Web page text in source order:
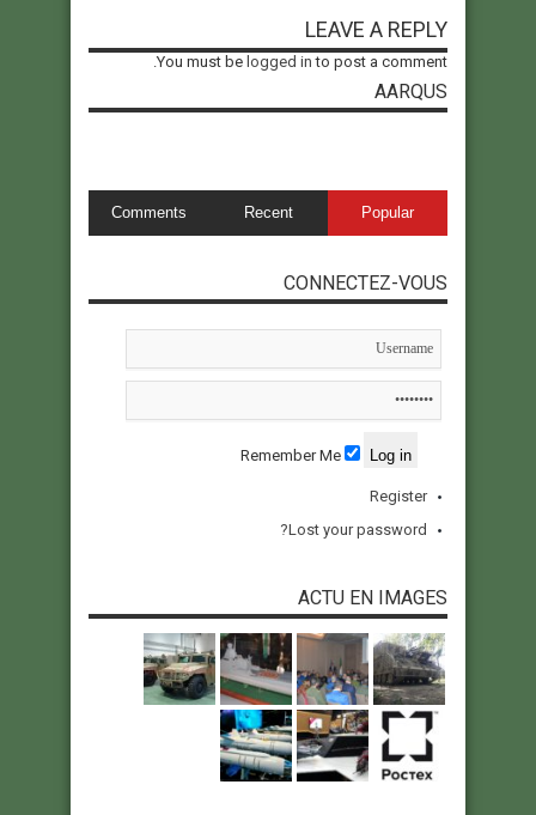
LEAVE A REPLY
You must be logged in to post a comment.
AARQUS
Popular
Recent
Comments
CONNECTEZ-VOUS
Register
Lost your password?
ACTU EN IMAGES